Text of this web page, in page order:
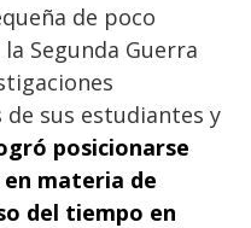
de poco
Segunda Guerra
sus estudiantes y
posicionarse
materia de
del tiempo en